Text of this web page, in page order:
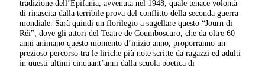
tradizione dell’Epifania, avvenuta nel 1948, quale tenace volontà
di rinascita dalla terribile prova del conflitto della seconda guerra
mondiale. Sarà quindi un florilegio a sugellare questo “Journ di
Réi”, dove gli attori del Teatre de Coumboscuro, che da oltre 60
anni animano questo momento d’inizio anno, proporranno un
prezioso percorso tra le liriche più note scritte da ragazzi ed adulti
in questi ultimi cinquant’anni dalla scuola poetica di